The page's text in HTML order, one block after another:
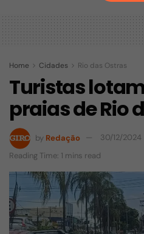
Home Cidades Rio das Ostras
Turistas
praias de Rio
by Redação
30/12/2024
Reading Time: 1 mins read